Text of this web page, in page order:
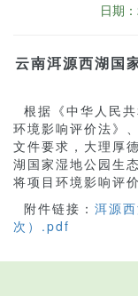
日期
云南洱源西湖国
根据《中华人民
环境影响评价法》
文件要求，大理厚
湖国家湿地公园生
将项目环境影响评
附件链接： 洱源
次）.pdf